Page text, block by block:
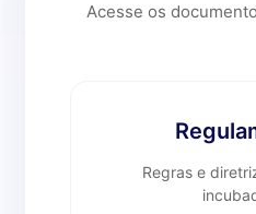
Acesse os
Regras e